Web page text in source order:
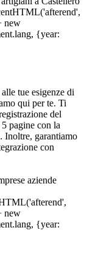
tue esigenze di
qui per te. Ti
del
pagine con la
Inoltre, garantiamo
con